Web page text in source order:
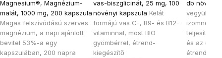
Magnesium®, Magnézium-
malát, 1000 mg, 200 kapszula
Magas felszívódású szerves
magnézium, a napi ajánlott
bevitel 53%-a egy
kapszulában, 200 napra
vas-biszglicinát, 25 mg, 100
növényi kapszula Kelát
formájú vas C-, B9- és B12-
vitaminnal, most BIO
gyömbérrel, étrend-
kiegészítő
db
vegyület az
és az
étrend-